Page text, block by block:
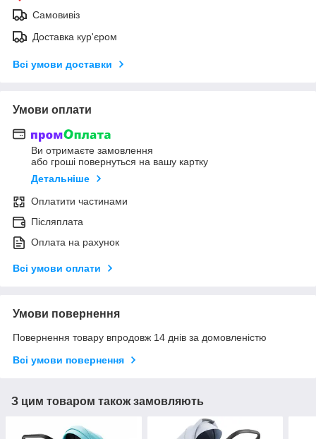
Самовивіз
Доставка кур'єром
Всі умови доставки
Умови оплати
Ви отримаєте замовлення
або гроші повернуться на вашу картку
Детальніше
Оплатити частинами
Післяплата
Оплата на рахунок
Всі умови оплати
Умови повернення
Повернення товару впродовж 14 днів за домовленістю
Всі умови повернення
З цим товаром також замовляють